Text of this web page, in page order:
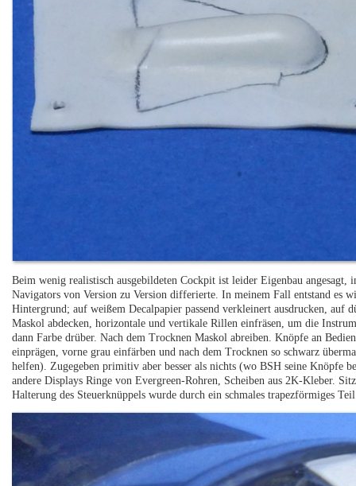
Beim wenig realistisch ausgebildeten Cockpit ist leider Eigenbau angesagt,
Navigators von Version zu Version differierte. In meinem Fall entstand es
Hintergrund; auf weißem Decalpapier passend verkleinert ausdrucken, auf
Maskol abdecken, horizontale und vertikale Rillen einfräsen, um die
dann Farbe drüber. Nach dem Trocknen Maskol abreiben. Knöpfe an
einprägen, vorne grau einfärben und nach dem Trocknen so schwarz
helfen). Zugegeben primitiv aber besser als nichts (wo BSH seine Knöpfe
andere Displays Ringe von Evergreen-Rohren, Scheiben aus 2K-Kleber.
Halterung des Steuerknüppels wurde durch ein schmales trapezförmiges